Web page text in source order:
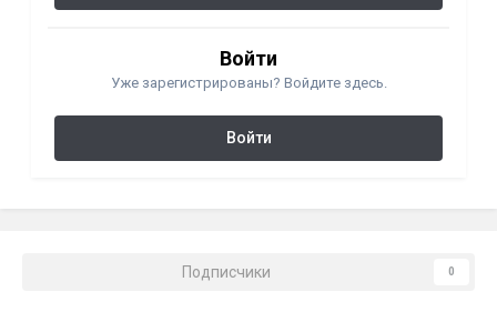
начальницу ритуальной конторы нарвался?
Войти
Уже зарегистрированы? Войдите здесь.
Войти
Подписчики 0